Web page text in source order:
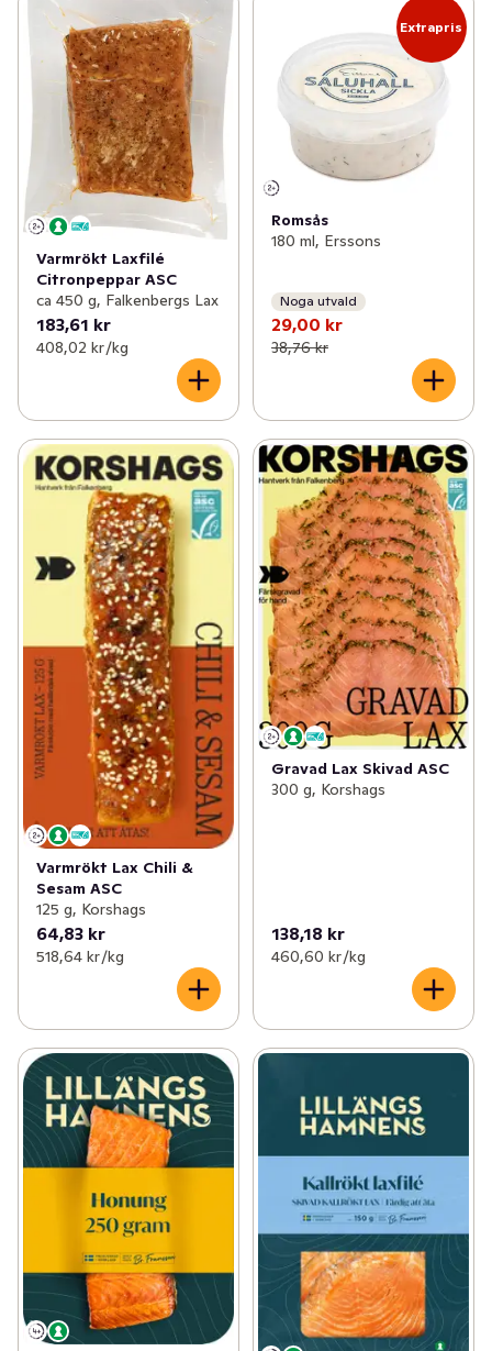
Varmrökt Laxfilé
Citronpeppar ASC
ca 450 g, Falkenbergs Lax
183,61 kr
408,02 kr /kg
Extrapris
Romsås
180 ml, Erssons
Noga utvald
29,00 kr
38,76 kr
Varmrökt Lax Chili &
Sesam ASC
125 g, Korshags
64,83 kr
518,64 kr /kg
Gravad Lax Skivad ASC
300 g, Korshags
138,18 kr
460,60 kr /kg